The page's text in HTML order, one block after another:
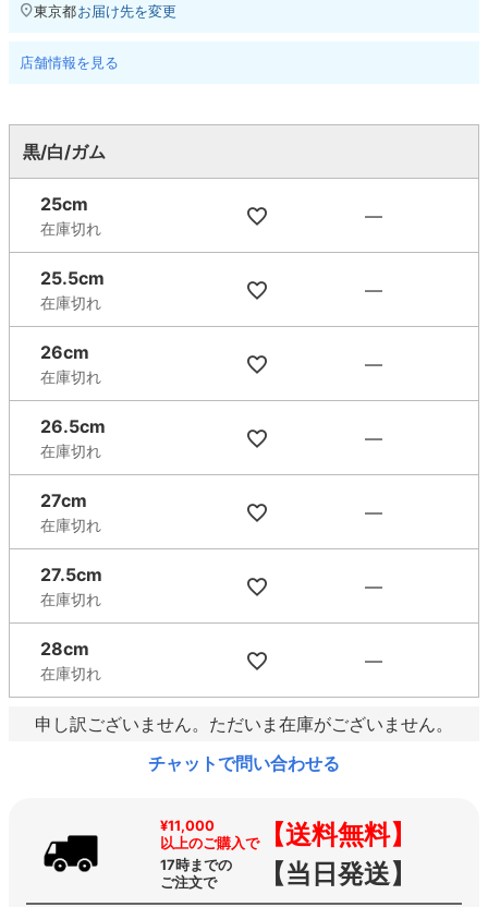
東京都お届け先を変更
店舗情報を見る
黒/白/ガム
25cm
在庫切れ
—
25.5cm
在庫切れ
—
26cm
在庫切れ
—
26.5cm
在庫切れ
—
27cm
在庫切れ
—
27.5cm
在庫切れ
—
28cm
在庫切れ
—
申し訳ございません。ただいま在庫がございません。
チャットで問い合わせる
¥11,000
以上のご購入で【送料無料】
17時までの
ご注文で
【当日発送】